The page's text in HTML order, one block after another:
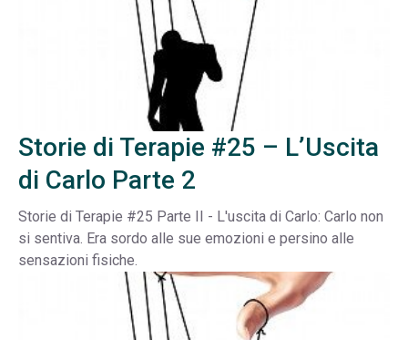
Storie di Terapie #25 – L’Uscita
di Carlo Parte 2
Storie di Terapie #25 Parte II - L'uscita di Carlo: Carlo non
si sentiva. Era sordo alle sue emozioni e persino alle
sensazioni fisiche.